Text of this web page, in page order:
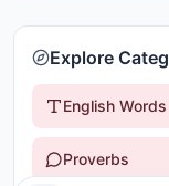
Explore
English Words
Proverbs